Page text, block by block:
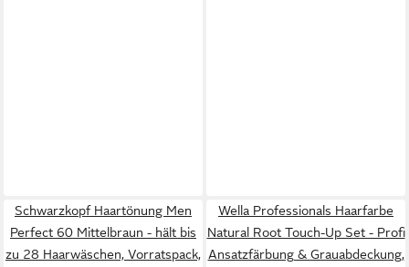
Schwarzkopf Haartönung Men
Perfect 60 Mittelbraun - hält bis
zu 28 Haarwäschen, Vorratspack,
Wella Professionals Haarfarbe
Natural Root Touch-Up Set - Profi
Ansatzfärbung & Grauabdeckung,